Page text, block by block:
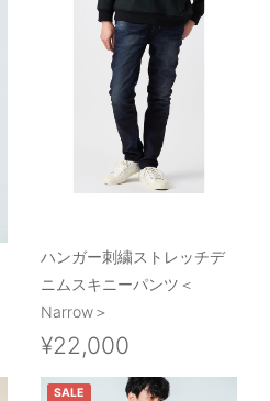
ハンガー刺繍ストレッチデ
ニムスキニーパンツ＜
Narrow＞
¥22,000
SALE